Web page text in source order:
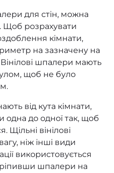
Green House
для стін, можна
Щоб розрахувати
кімнати,
на зазначену на
шпалери мають
щоб не було
від кута кімнати,
одна до одної так, щоб
Щільні вінілові
ніж інші види
використовується
шпалери на